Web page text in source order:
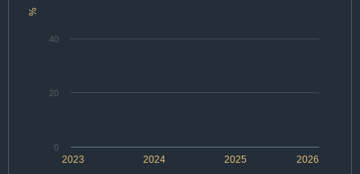
%
2024 2026
2023 2025
0
20
40